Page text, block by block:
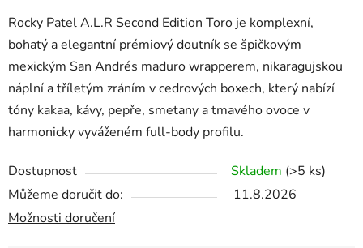
Rocky Patel A.L.R Second Edition Toro je komplexní,
bohatý a elegantní prémiový doutník se špičkovým
mexickým San Andrés maduro wrapperem, nikaragujskou
náplní a tříletým zráním v cedrových boxech, který nabízí
tóny kakaa, kávy, pepře, smetany a tmavého ovoce v
harmonicky vyváženém full-body profilu.
Dostupnost Skladem (>5 ks)
Můžeme doručit do:
11.8.2026
Možnosti doručení